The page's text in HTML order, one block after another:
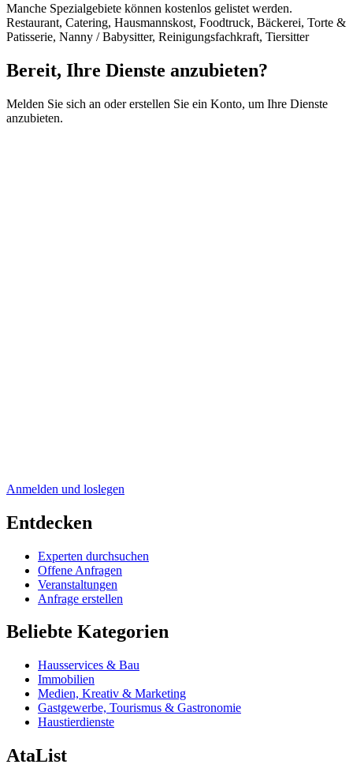
Manche Spezialgebiete können kostenlos gelistet werden.
Restaurant, Catering, Hausmannskost, Foodtruck, Bäckerei, Torte &
Patisserie, Nanny / Babysitter, Reinigungsfachkraft, Tiersitter
Bereit, Ihre Dienste anzubieten?
Melden Sie sich an oder erstellen Sie ein Konto, um Ihre Dienste
anzubieten.
Anmelden und loslegen
Entdecken
Experten durchsuchen
Offene Anfragen
Veranstaltungen
Anfrage erstellen
Beliebte Kategorien
Hausservices & Bau
Immobilien
Medien, Kreativ & Marketing
Gastgewerbe, Tourismus & Gastronomie
Haustierdienste
AtaList